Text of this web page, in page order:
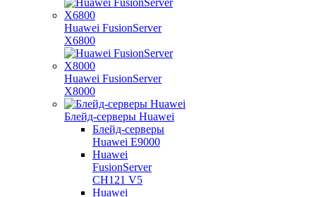
Huawei FusionServer
X6800
Huawei FusionServer
X8000
Блейд-серверы Huawei
Блейд-серверы
Huawei E9000
Huawei
FusionServer
CH121 V5
Huawei